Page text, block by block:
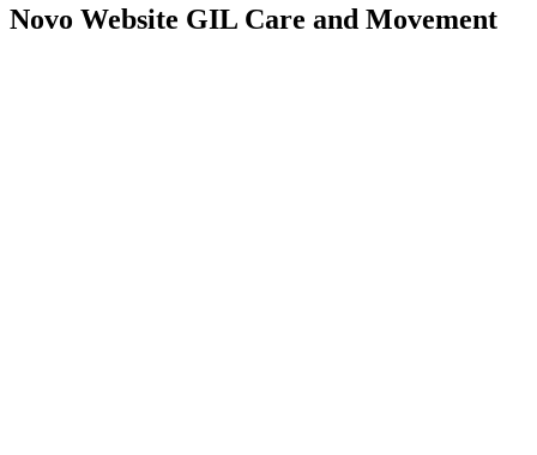
Novo Website GIL Care and Movement